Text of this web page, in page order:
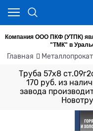
Компания ООО ПКФ (УТПК)
"ТМК" в
Главная Металлопрокат
Труба 57х8
170 руб. из
завода